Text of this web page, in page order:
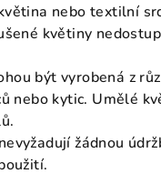
nebo textilní
květiny
být vyrobená z
nebo kytic. Umělé
žádnou